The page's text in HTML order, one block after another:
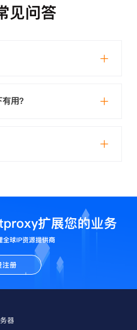
见问答
用？
扩展您的业务
全球IP资源提供商
注册
器